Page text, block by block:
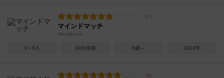
マインドマッチ
MindMatch
3～6人 30分前後 8歳～ 2023年